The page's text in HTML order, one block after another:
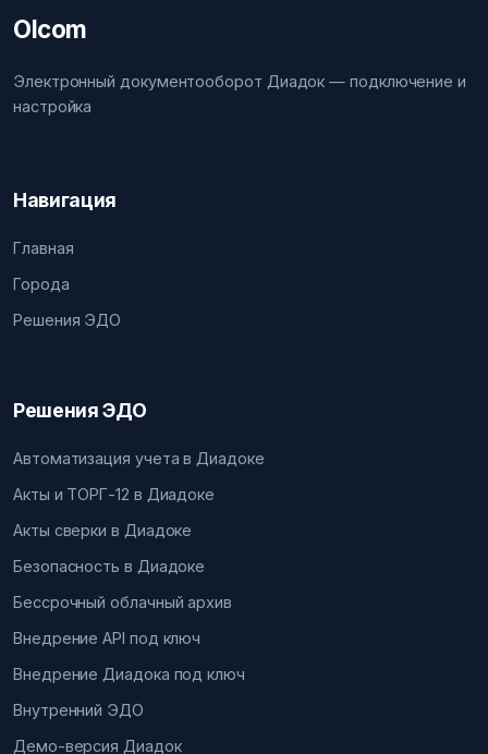
Olcom
Электронный документооборот Диадок — подключение и
настройка
Навигация
Главная
Города
Решения ЭДО
Решения ЭДО
Автоматизация учета в Диадоке
Акты и ТОРГ-12 в Диадоке
Акты сверки в Диадоке
Безопасность в Диадоке
Бессрочный облачный архив
Внедрение API под ключ
Внедрение Диадока под ключ
Внутренний ЭДО
Демо-версия Диадок